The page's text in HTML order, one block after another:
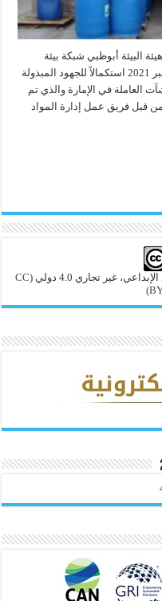
البيئة أبوظبي شبكة بيئة
أبوظبي، الامارات العربية المتحدة، 14 نوفمبر 2021 استكمالاً للجهود المبذولة
العاملة في الإمارة والذي تم
منه في الربع الأخير من العام 2020 من قبل فريق عمل إدارة المواد
غير تجاري 4.0 دولي
(CC